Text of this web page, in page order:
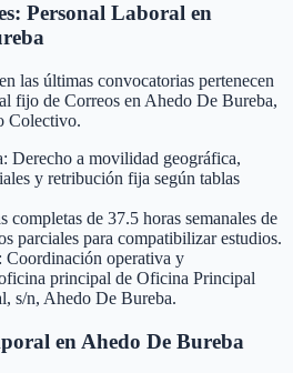
Personal Laboral en
las últimas convocatorias pertenecen
fijo de Correos en Ahedo De Bureba,
Colectivo.
Derecho a movilidad geográfica,
y retribución fija según tablas
completas de 37.5 horas semanales de
parciales para compatibilizar estudios.
Coordinación operativa y
principal de Oficina Principal
s/n, Ahedo De Bureba.
en Ahedo De Bureba